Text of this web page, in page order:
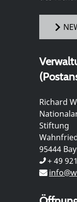
Richard
Stiftung
95444
+ 49